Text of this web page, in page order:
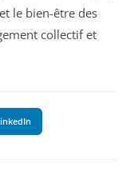
le bien-être des
collectif et